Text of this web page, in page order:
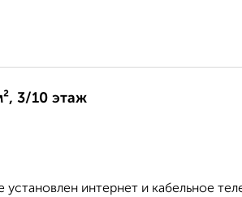
3/10 этаж
интернет и кабельное